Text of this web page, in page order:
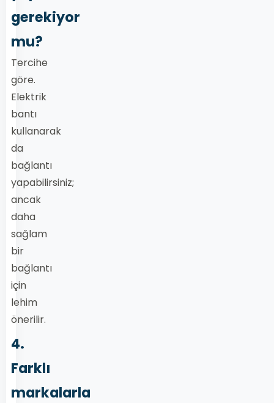
gerekiyor
mu?
Tercihe
göre.
Elektrik
bantı
kullanarak
da
bağlantı
yapabilirsiniz;
ancak
daha
sağlam
bir
bağlantı
için
lehim
önerilir.
4.
Farklı
markalarla